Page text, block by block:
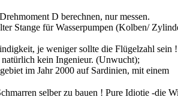
D berechnen, nur messen.
Stange für Wasserpumpen (Kolben/
je weniger sollte die Flügelzahl sein !
kein Ingenieur. (Unwucht);
im Jahr 2000 auf Sardinien, mit einem
selber zu bauen ! Pure Idiotie -die